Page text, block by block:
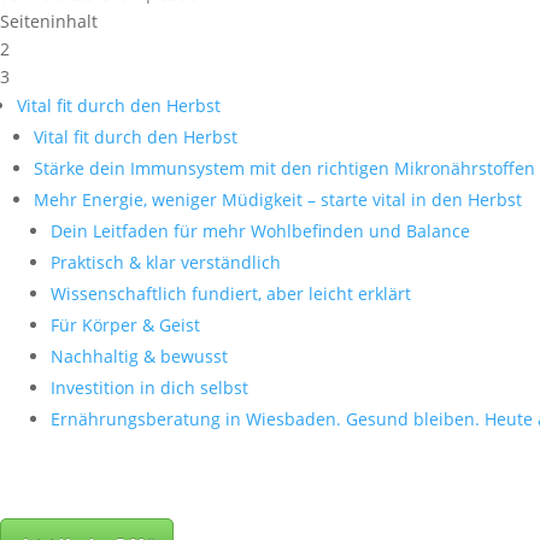
Seiteninhalt
2
3
Vital fit durch den Herbst
Vital fit durch den Herbst
Stärke dein Immunsystem mit den richtigen Mikronährstoffen
Mehr Energie, weniger Müdigkeit – starte vital in den Herbst
Dein Leitfaden für mehr Wohlbefinden und Balance
Praktisch & klar verständlich
Wissenschaftlich fundiert, aber leicht erklärt
Für Körper & Geist
Nachhaltig & bewusst
Investition in dich selbst
Ernährungsberatung in Wiesbaden. Gesund bleiben. Heute